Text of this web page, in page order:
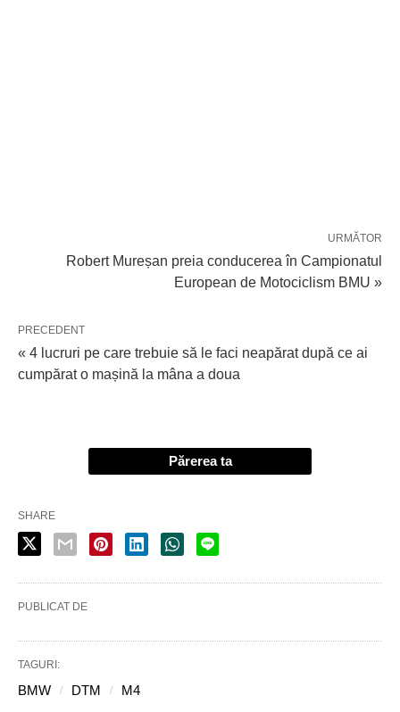
URMĂTOR
Robert Mureșan preia conducerea în Campionatul
European de Motociclism BMU »
PRECEDENT
« 4 lucruri pe care trebuie să le faci neapărat după ce ai
cumpărat o mașină la mâna a doua
Părerea ta
SHARE
PUBLICAT DE
TAGURI:
BMW DTM M4